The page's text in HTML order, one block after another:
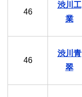
46
渋川工
業
46
渋川青
翠